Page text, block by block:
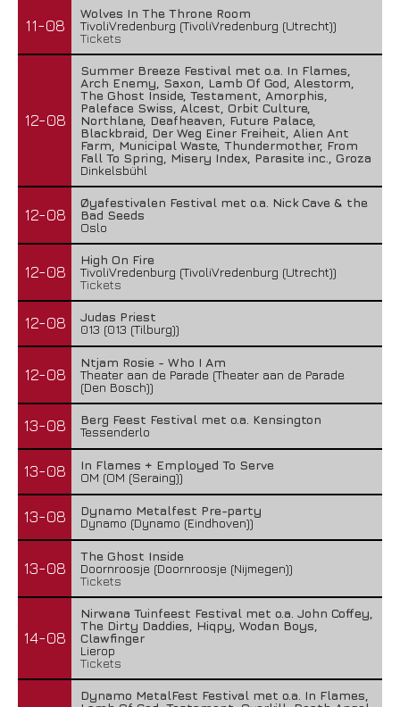
11-08
Wolves In The Throne Room
TivoliVredenburg (TivoliVredenburg (Utrecht))
Tickets
12-08
Summer Breeze Festival met o.a. In Flames,
Arch Enemy, Saxon, Lamb Of God, Alestorm,
The Ghost Inside, Testament, Amorphis,
Paleface Swiss, Alcest, Orbit Culture,
Northlane, Deafheaven, Future Palace,
Blackbraid, Der Weg Einer Freiheit, Alien Ant
Farm, Municipal Waste, Thundermother, From
Fall To Spring, Misery Index, Parasite inc., Groza
Dinkelsbühl
12-08
Øyafestivalen Festival met o.a. Nick Cave & the
Bad Seeds
Oslo
12-08
High On Fire
TivoliVredenburg (TivoliVredenburg (Utrecht))
Tickets
12-08
Judas Priest
013 (013 (Tilburg))
12-08
Ntjam Rosie - Who I Am
Theater aan de Parade (Theater aan de Parade
(Den Bosch))
13-08
Berg Feest Festival met o.a. Kensington
Tessenderlo
13-08
In Flames + Employed To Serve
OM (OM (Seraing))
13-08
Dynamo Metalfest Pre-party
Dynamo (Dynamo (Eindhoven))
13-08
The Ghost Inside
Doornroosje (Doornroosje (Nijmegen))
Tickets
14-08
Nirwana Tuinfeest Festival met o.a. John Coffey,
The Dirty Daddies, Hiqpy, Wodan Boys,
Clawfinger
Lierop
Tickets
Dynamo MetalFest Festival met o.a. In Flames,